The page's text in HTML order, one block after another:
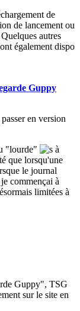
de
de lancement ou
autres
également dispo
Guppy
en version
"lourde"
à
que lorsqu'une
le journal
commençai à
limitées à
Guppy", TSG
sur le site en